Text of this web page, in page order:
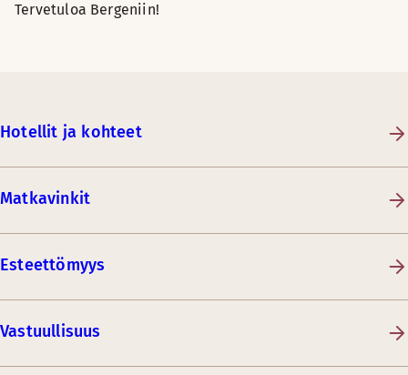
Tervetuloa Bergeniin!
Hotellit ja kohteet
Matkavinkit
Esteettömyys
Vastuullisuus